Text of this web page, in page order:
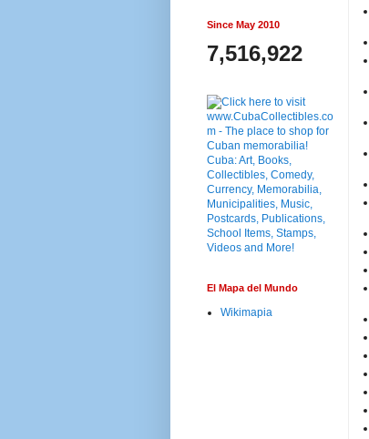
Since May 2010
7,516,922
El Mapa del Mundo
Wikimapia